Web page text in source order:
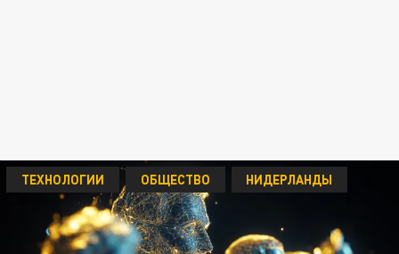
ТЕХНОЛОГИИ ОБЩЕСТВО НИДЕРЛАНДЫ